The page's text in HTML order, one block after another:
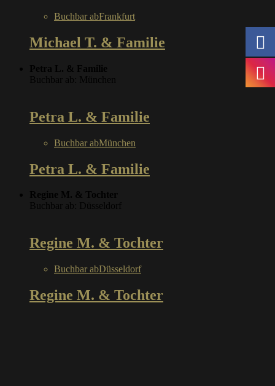
Buchbar abFrankfurt
Michael T. & Familie
Petra L. & Familie
Buchbar ab: München
Petra L. & Familie
Buchbar abMünchen
Petra L. & Familie
Regine M. & Tochter
Buchbar ab: Düsseldorf
Regine M. & Tochter
Buchbar abDüsseldorf
Regine M. & Tochter